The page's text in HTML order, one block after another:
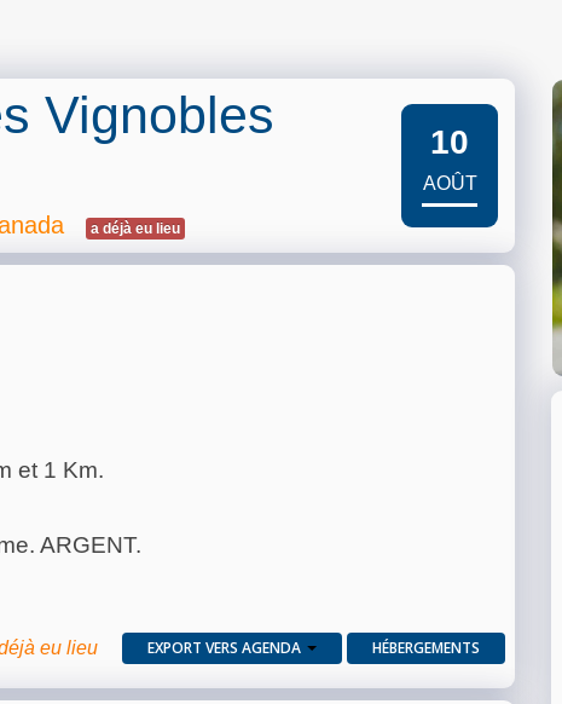
Vignobles
a déjà eu lieu
10
AOÛT
et 1 Km.
ARGENT.
eu lieu EXPORT VERS AGENDA HÉBERGEMENTS